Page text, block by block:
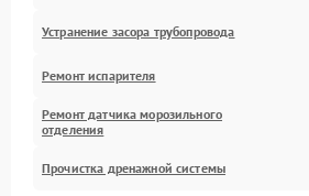
Устранение засора трубопровода
Ремонт испарителя
Ремонт датчика морозильного
отделения
Прочистка дренажной системы